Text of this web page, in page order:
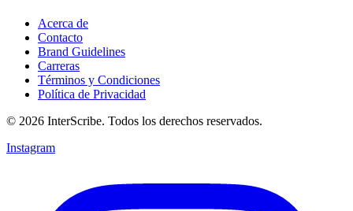
Acerca de
Contacto
Brand Guidelines
Carreras
Términos y Condiciones
Política de Privacidad
© 2026 InterScribe. Todos los derechos reservados.
Instagram